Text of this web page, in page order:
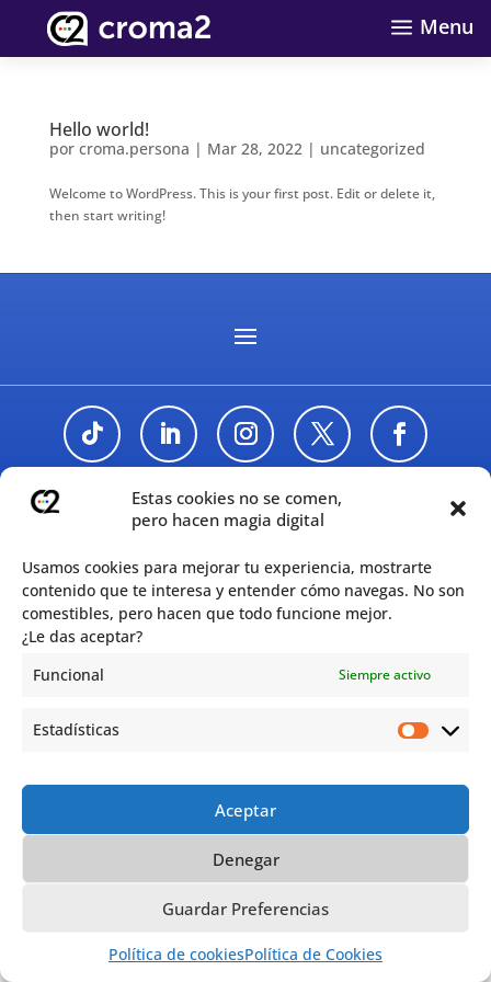
Estas cookies no se comen,
pero hacen magia digital
Usamos cookies para mejorar tu experiencia, mostrarte
contenido que te interesa y entender cómo navegas. No son
comestibles, pero hacen que todo funcione mejor.
¿Le das aceptar?
Funcional
Siempre activo
Estadísticas
Aceptar
Denegar
Guardar Preferencias
Política de cookiesPolítica de Cookies
a Menu
Hello world!
por croma.persona | Mar 28, 2022 | uncategorized
Welcome to WordPress. This is your first post. Edit or delete it,
then start writing!